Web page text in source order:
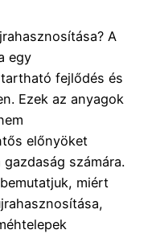
A
egy
fejlődés és
Ezek az anyagok
előnyöket
számára.
miért